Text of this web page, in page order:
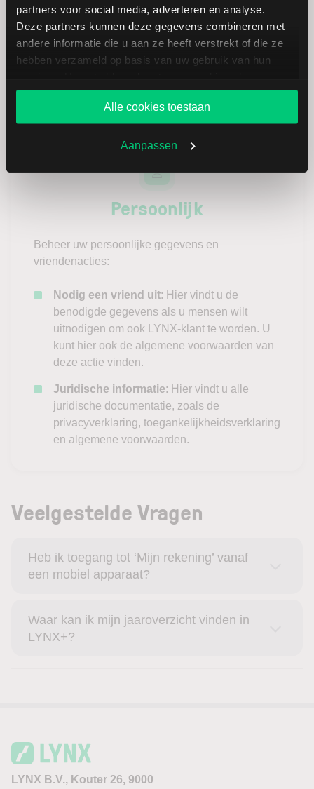
partners voor social media, adverteren en analyse.
Deze partners kunnen deze gegevens combineren met
andere informatie die u aan ze heeft verstrekt of die ze
hebben verzameld op basis van uw gebruik van hun
website blijft gebruiken.
Alle cookies toestaan
Aanpassen
handelsomgeving.
Kennistoetsen: Hier vindt u een overzicht
van uw handelspermissies en kennistoetsen.
Deze kunnen u ter beschikking worden
de servicedesk
Persoonlijk
Beheer uw persoonlijke gegevens en
vriendenacties:
Nodig een vriend uit: Hier vindt u de
benodigde gegevens als u mensen wilt
uitnodigen om ook LYNX-klant te worden. U
kunt hier ook de algemene voorwaarden van
deze actie vinden.
Juridische informatie: Hier vindt u alle
juridische documentatie, zoals de
privacyverklaring, toegankelijkheidsverklaring
en algemene voorwaarden.
Veelgestelde Vragen
Heb ik toegang tot ‘Mijn rekening’ vanaf
een mobiel apparaat?
Waar kan ik mijn jaaroverzicht vinden in
LYNX+?
LYNX B.V., Kouter 26, 9000